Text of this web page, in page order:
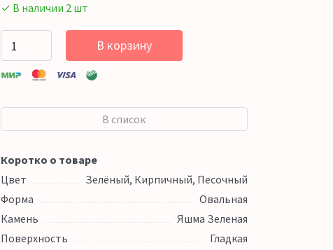
✓ В наличии 2 шт
В корзину
В список
Коротко о товаре
Цвет
Зелёный, Кирпичный, Песочный
Форма
Овальная
Камень
Яшма Зеленая
Поверхность
Гладкая